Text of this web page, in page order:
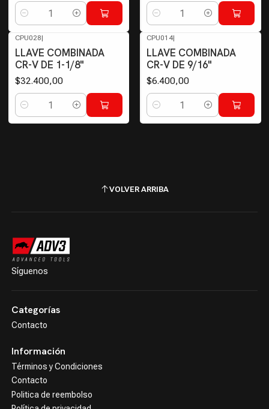
Cantidad Cantidad
CPU028|
LLAVE COMBINADA
CR-V DE 1-1/8"
$32.400,00
Cantidad
CPU014|
LLAVE COMBINADA
CR-V DE 9/16"
$6.400,00
Cantidad
VOLVER ARRIBA
Síguenos
Categorías
Contacto
Información
Términos y Condiciones
Contacto
Politica de reembolso